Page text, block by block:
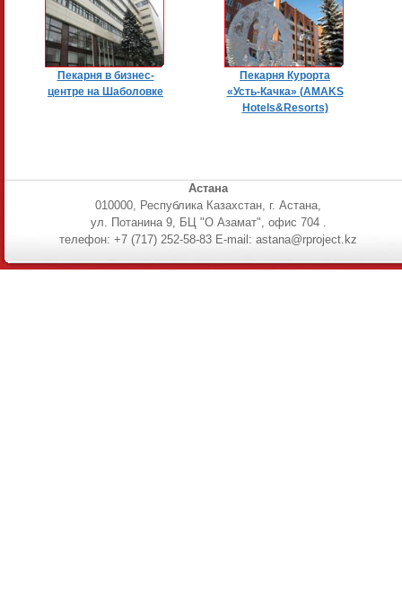
Пекарня в бизнес-
центре на Шаболовке
Пекарня Курорта
«Усть-Качка» (AMAKS
Hotels&Resorts)
Астана
010000, Республика Казахстан, г. Астана,
ул. Потанина 9, БЦ "О Азамат", офис 704 .
телефон: +7 (717) 252-58-83 E-mail: astana@rproject.kz